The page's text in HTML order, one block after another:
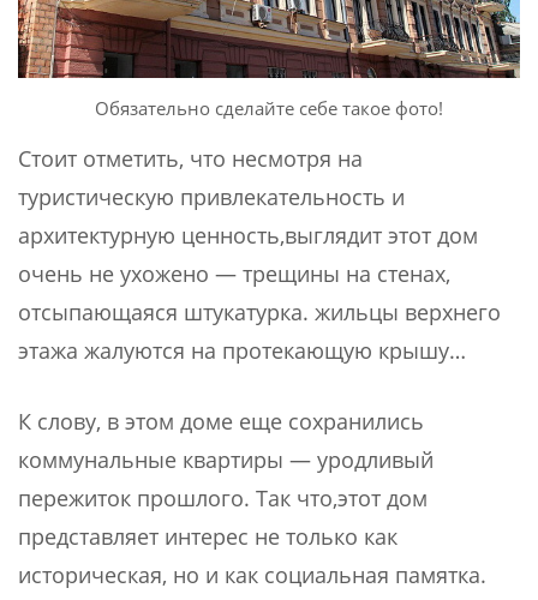
Обязательно сделайте себе такое фото!
Стоит отметить, что несмотря на
туристическую привлекательность и
архитектурную ценность,выглядит этот дом
очень не ухожено — трещины на стенах,
отсыпающаяся штукатурка. жильцы верхнего
этажа жалуются на протекающую крышу…
К слову, в этом доме еще сохранились
коммунальные квартиры — уродливый
пережиток прошлого. Так что,этот дом
представляет интерес не только как
историческая, но и как социальная памятка.